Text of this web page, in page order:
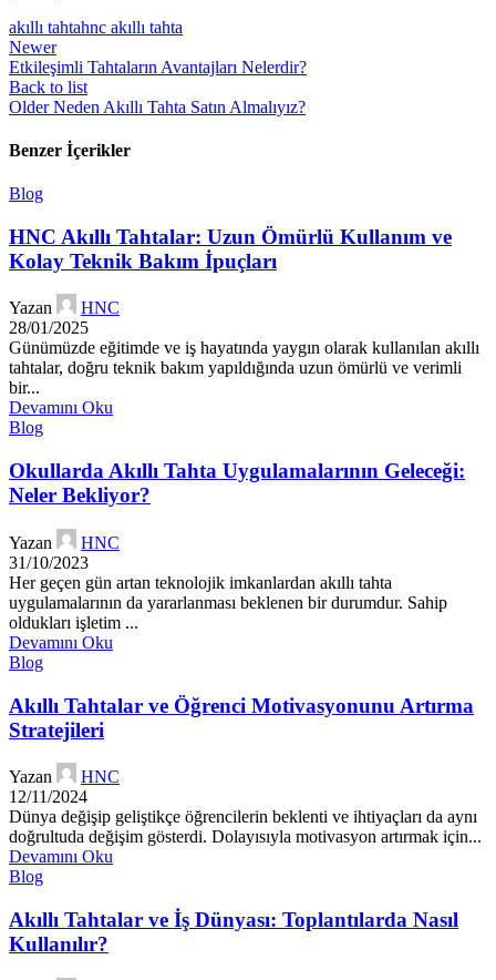
akıllı tahtahnc akıllı tahta
Newer
Etkileşimli Tahtaların Avantajları Nelerdir?
Back to list
Older Neden Akıllı Tahta Satın Almalıyız?
Benzer İçerikler
Blog
HNC Akıllı Tahtalar: Uzun Ömürlü Kullanım ve
Kolay Teknik Bakım İpuçları
Yazan
HNC
28/01/2025
Günümüzde eğitimde ve iş hayatında yaygın olarak kullanılan akıllı
tahtalar, doğru teknik bakım yapıldığında uzun ömürlü ve verimli
bir...
Devamını Oku
Blog
Okullarda Akıllı Tahta Uygulamalarının Geleceği:
Neler Bekliyor?
Yazan
HNC
31/10/2023
Her geçen gün artan teknolojik imkanlardan akıllı tahta
uygulamalarının da yararlanması beklenen bir durumdur. Sahip
oldukları işletim ...
Devamını Oku
Blog
Akıllı Tahtalar ve Öğrenci Motivasyonunu Artırma
Stratejileri
Yazan
HNC
12/11/2024
Dünya değişip geliştikçe öğrencilerin beklenti ve ihtiyaçları da aynı
doğrultuda değişim gösterdi. Dolayısıyla motivasyon artırmak için...
Devamını Oku
Blog
Akıllı Tahtalar ve İş Dünyası: Toplantılarda Nasıl
Kullanılır?